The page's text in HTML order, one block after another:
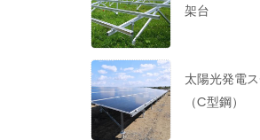
架台
太陽光発電
（C型鋼）